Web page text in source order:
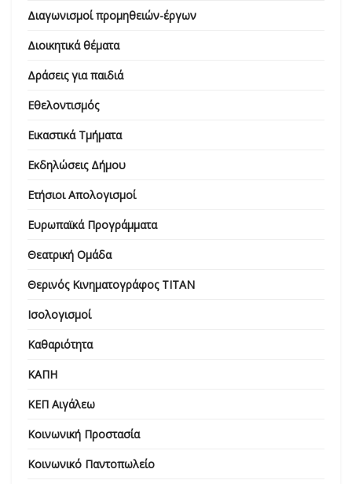
Διαγωνισμοί προμηθειών-έργων
Διοικητικά θέματα
Δράσεις για παιδιά
Εθελοντισμός
Εικαστικά Τμήματα
Εκδηλώσεις Δήμου
Ετήσιοι Απολογισμοί
Ευρωπαϊκά Προγράμματα
Θεατρική Ομάδα
Θερινός Κινηματογράφος ΤΙΤΑΝ
Ισολογισμοί
Καθαριότητα
ΚΑΠΗ
ΚΕΠ Αιγάλεω
Κοινωνική Προστασία
Κοινωνικό Παντοπωλείο